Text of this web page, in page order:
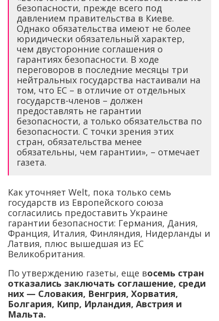
безопасности, прежде всего под
давлением правительства в Киеве.
Однако обязательства имеют не более
юридически обязательный характер,
чем двусторонние соглашения о
гарантиях безопасности. В ходе
переговоров в последние месяцы три
нейтральных государства настаивали на
том, что ЕС – в отличие от отдельных
государств-членов – должен
предоставлять не гарантии
безопасности, а только обязательства по
безопасности. С точки зрения этих
стран, обязательства менее
обязательны, чем гарантии», – отмечает
газета.
Как уточняет Welt, пока только семь
государств из Европейского союза
согласились предоставить Украине
гарантии безопасности: Германия, Дания,
Франция, Италия, Финляндия, Нидерланды и
Латвия, плюс вышедшая из ЕС
Великобритания.
По утверждению газеты, еще восемь стран
отказались заключать соглашение, среди
них — Словакия, Венгрия, Хорватия,
Болгария, Кипр, Ирландия, Австрия и
Мальта.